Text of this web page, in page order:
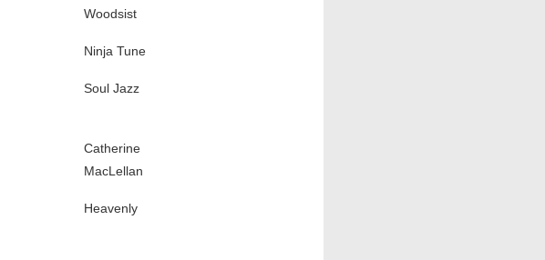
Woodsist
Ninja Tune
Soul Jazz
Catherine
MacLellan
Heavenly